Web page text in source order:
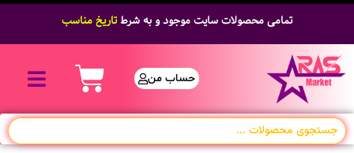
تمامی محصولات سایت موجود و به شرطتاریخ مناسب
حساب من